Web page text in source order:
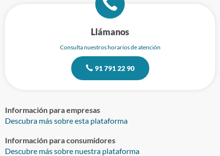
Llámanos
Consulta nuestros horarios de atención
91 791 22 90
Información para empresas
Descubra más sobre esta plataforma
Información para consumidores
Descubre más sobre nuestra plataforma